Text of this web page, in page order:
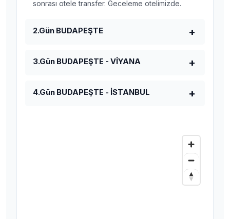
sonrası otele transfer. Geceleme otelimizde.
2.Gün BUDAPEŞTE
3.Gün BUDAPEŞTE - VİYANA
4.Gün BUDAPEŞTE - İSTANBUL